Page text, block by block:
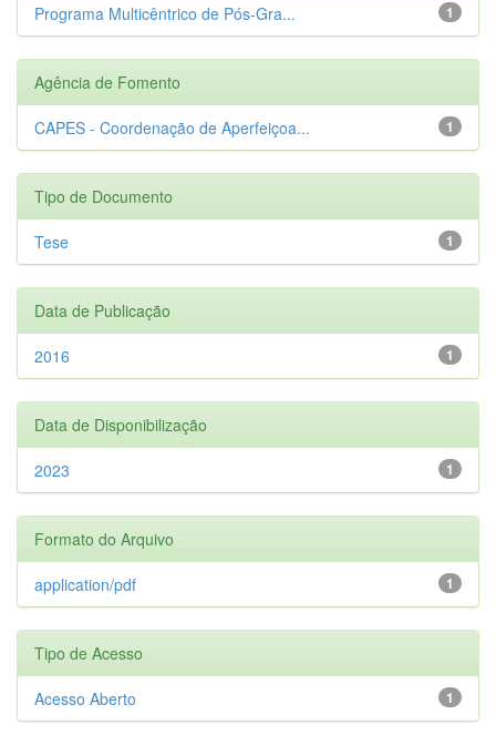
1
Programa Multicêntrico de Pós-Gra...
Agência de Fomento
1
CAPES - Coordenação de Aperfeiçoa...
Tipo de Documento
1
Tese
Data de Publicação
1
2016
Data de Disponibilização
1
2023
Formato do Arquivo
1
application/pdf
Tipo de Acesso
1
Acesso Aberto